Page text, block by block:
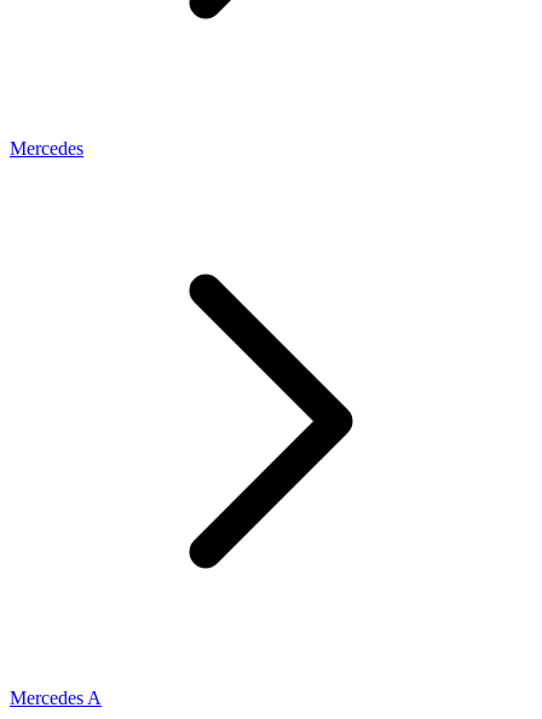
Mercedes
Mercedes A